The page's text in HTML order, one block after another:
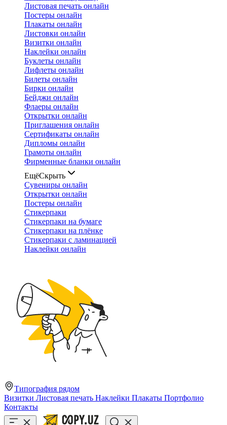
Листовая печать онлайн
Постеры онлайн
Плакаты онлайн
Листовки онлайн
Визитки онлайн
Наклейки онлайн
Буклеты онлайн
Лифлеты онлайн
Билеты онлайн
Бирки онлайн
Бейджи онлайн
Флаеры онлайн
Открытки онлайн
Приглашения онлайн
Сертификаты онлайн
Дипломы онлайн
Грамоты онлайн
Фирменные бланки онлайн
ЕщёСкрыть
Сувениры онлайн
Открытки онлайн
Постеры онлайн
Стикерпаки
Стикерпаки на бумаге
Стикерпаки на плёнке
Стикерпаки с ламинацией
Наклейки онлайн
Типография рядом
Визитки Листовая печать Наклейки Плакаты Портфолио
Контакты